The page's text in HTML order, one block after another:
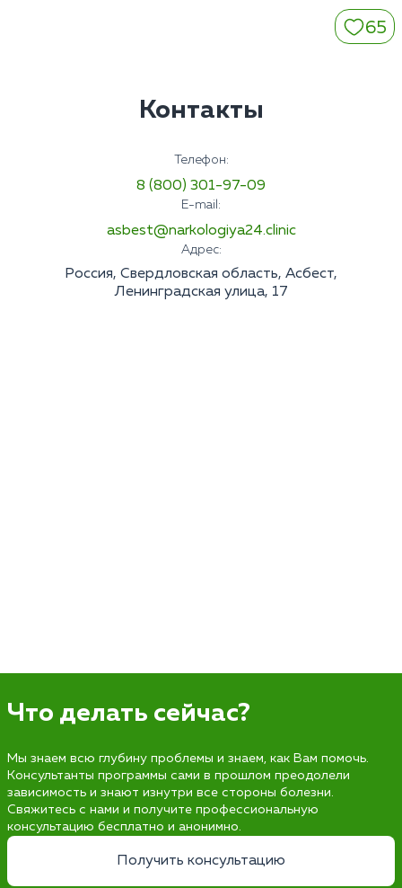
65
Контакты
Телефон:
8 (800) 301-97-09
E-mail:
asbest@narkologiya24.clinic
Адрес:
Россия, Свердловская область, Асбест,
Ленинградская улица, 17
Что делать сейчас?
Мы знаем всю глубину проблемы и знаем, как Вам помочь.
Консультанты программы сами в прошлом преодолели
зависимость и знают изнутри все стороны болезни.
Свяжитесь с нами и получите профессиональную
консультацию бесплатно и анонимно.
Получить консультацию